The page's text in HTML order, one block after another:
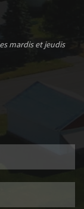
mardis et jeudis